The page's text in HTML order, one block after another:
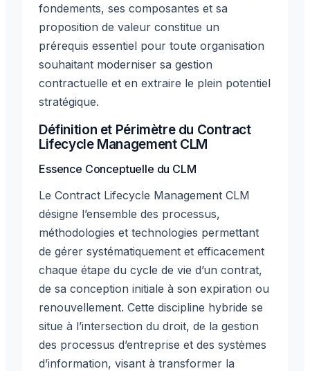
fondements, ses composantes et sa
proposition de valeur constitue un
prérequis essentiel pour toute organisation
souhaitant moderniser sa gestion
contractuelle et en extraire le plein potentiel
stratégique.
Définition et Périmètre du Contract
Lifecycle Management CLM
Essence Conceptuelle du CLM
Le Contract Lifecycle Management CLM
désigne l’ensemble des processus,
méthodologies et technologies permettant
de gérer systématiquement et efficacement
chaque étape du cycle de vie d’un contrat,
de sa conception initiale à son expiration ou
renouvellement. Cette discipline hybride se
situe à l’intersection du droit, de la gestion
des processus d’entreprise et des systèmes
d’information, visant à transformer la